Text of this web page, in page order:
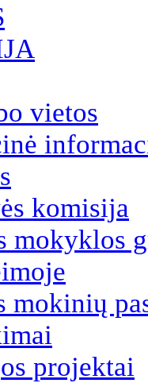
vietos
komisija
mokyklos
mokinių
projektai